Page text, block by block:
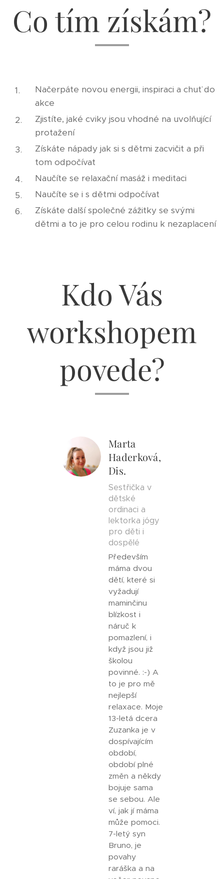
Co tím získám?
Načerpáte novou energii, inspiraci a chuť do
akce
Zjistíte, jaké cviky jsou vhodné na uvolňující
protažení
Získáte nápady jak si s dětmi zacvičit a při
tom odpočívat
Naučíte se relaxační masáž i meditaci
Naučíte se i s dětmi odpočívat
Získáte další společné zážitky se svými
dětmi a to je pro celou rodinu k nezaplacení
Kdo Vás
workshopem
povede?
Marta
Haderková,
Dis.
Sestřička v
dětské
ordinaci a
lektorka jógy
pro děti i
dospělé
Především
máma dvou
dětí, které si
vyžadují
maminčinu
blízkost i
náruč k
pomazlení, i
když jsou již
školou
povinné. :-) A
to je pro mě
nejlepší
relaxace. Moje
13-letá dcera
Zuzanka je v
dospívajícím
období,
období plné
změn a někdy
bojuje sama
se sebou. Ale
ví, jak jí máma
může pomoci.
7-letý syn
Bruno, je
povahy
raráška a na